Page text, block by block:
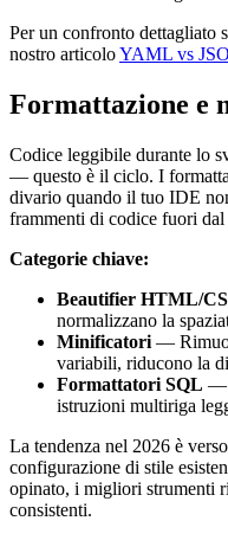
Per un confronto dettagliato
nostro articoloYAML vs
Formattazione e
Codice leggibile durante lo
— questo è il ciclo. I
divario quando il tuo IDE
frammenti di codice fuori dal
Categorie chiave:
Beautifier HTML/
normalizzano la
Minificatori —
variabili, riducono la
Formattatori SQL —
istruzioni multiriga
La tendenza nel 2026 è
configurazione di stile
opinato, i migliori strumenti
consistenti.